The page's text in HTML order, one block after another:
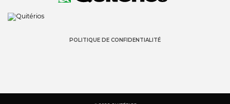
POLITIQUE DE CONFIDENTIALITÉ